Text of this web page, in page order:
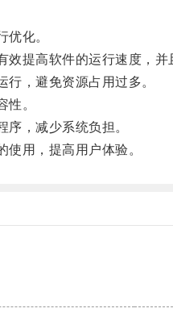
化。
提高软件的运行速度，并
，避免资源占用过多。
。
，减少系统负担。
用，提高用户体验。